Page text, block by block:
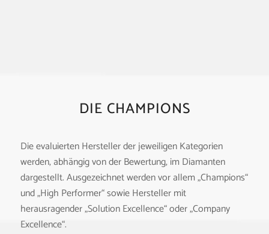
DIE CHAMPIONS
Die evaluierten Hersteller der jeweiligen Kategorien
werden, abhängig von der Bewertung, im Diamanten
dargestellt. Ausgezeichnet werden vor allem „Champions“
und „High Performer“ sowie Hersteller mit
herausragender „Solution Excellence“ oder „Company
Excellence“.